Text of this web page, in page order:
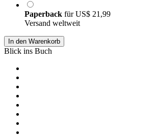
Paperback fürUS$ 21,99
Versand weltweit
In den Warenkorb
Blick ins Buch